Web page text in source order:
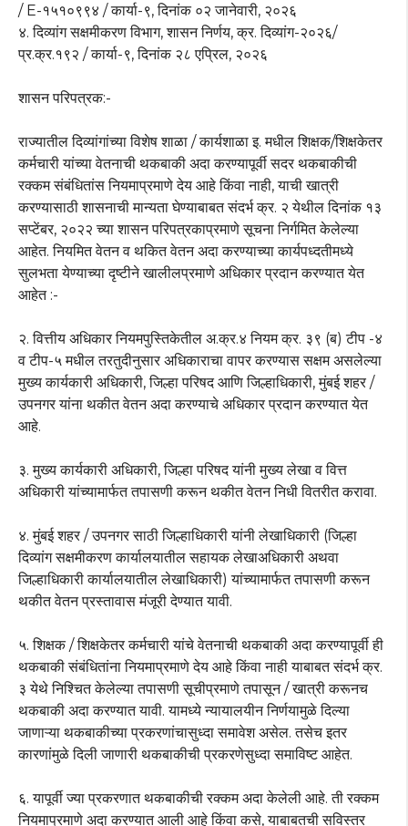
/ E-१५१०९९४ / कार्या-९, दिनांक ०२ जानेवारी, २०२६
४. दिव्यांग सक्षमीकरण विभाग, शासन निर्णय, क्र. दिव्यांग-२०२६/
प्र.क्र.१९२ / कार्या-९, दिनांक २८ एप्रिल, २०२६
शासन परिपत्रक:-
राज्यातील दिव्यांगांच्या विशेष शाळा / कार्यशाळा इ. मधील शिक्षक/शिक्षकेतर
कर्मचारी यांच्या वेतनाची थकबाकी अदा करण्यापूर्वी सदर थकबाकीची
रक्कम संबंधितांस नियमाप्रमाणे देय आहे किंवा नाही, याची खात्री
करण्यासाठी शासनाची मान्यता घेण्याबाबत संदर्भ क्र. २ येथील दिनांक १३
सप्टेंबर, २०२२ च्या शासन परिपत्रकाप्रमाणे सूचना निर्गमित केलेल्या
आहेत. नियमित वेतन व थकित वेतन अदा करण्याच्या कार्यपध्दतीमध्ये
सुलभता येण्याच्या दृष्टीने खालीलप्रमाणे अधिकार प्रदान करण्यात येत
आहेत :-
२. वित्तीय अधिकार नियमपुस्तिकेतील अ.क्र.४ नियम क्र. ३९ (ब) टीप -४
व टीप-५ मधील तरतुदीनुसार अधिकाराचा वापर करण्यास सक्षम असलेल्या
मुख्य कार्यकारी अधिकारी, जिल्हा परिषद आणि जिल्हाधिकारी, मुंबई शहर /
उपनगर यांना थकीत वेतन अदा करण्याचे अधिकार प्रदान करण्यात येत
आहे.
३. मुख्य कार्यकारी अधिकारी, जिल्हा परिषद यांनी मुख्य लेखा व वित्त
अधिकारी यांच्यामार्फत तपासणी करून थकीत वेतन निधी वितरीत करावा.
४. मुंबई शहर / उपनगर साठी जिल्हाधिकारी यांनी लेखाधिकारी (जिल्हा
दिव्यांग सक्षमीकरण कार्यालयातील सहायक लेखाअधिकारी अथवा
जिल्हाधिकारी कार्यालयातील लेखाधिकारी) यांच्यामार्फत तपासणी करून
थकीत वेतन प्रस्तावास मंजूरी देण्यात यावी.
५. शिक्षक / शिक्षकेतर कर्मचारी यांचे वेतनाची थकबाकी अदा करण्यापूर्वी ही
थकबाकी संबंधितांना नियमाप्रमाणे देय आहे किंवा नाही याबाबत संदर्भ क्र.
३ येथे निश्चित केलेल्या तपासणी सूचीप्रमाणे तपासून / खात्री करूनच
थकबाकी अदा करण्यात यावी. यामध्ये न्यायालयीन निर्णयामुळे दिल्या
जाणाऱ्या थकबाकीच्या प्रकरणांचासुध्दा समावेश असेल. तसेच इतर
कारणांमुळे दिली जाणारी थकबाकीची प्रकरणेसुध्दा समाविष्ट आहेत.
६. यापूर्वी ज्या प्रकरणात थकबाकीची रक्कम अदा केलेली आहे. ती रक्कम
नियमाप्रमाणे अदा करण्यात आली आहे किंवा कसे, याबाबतची सविस्तर